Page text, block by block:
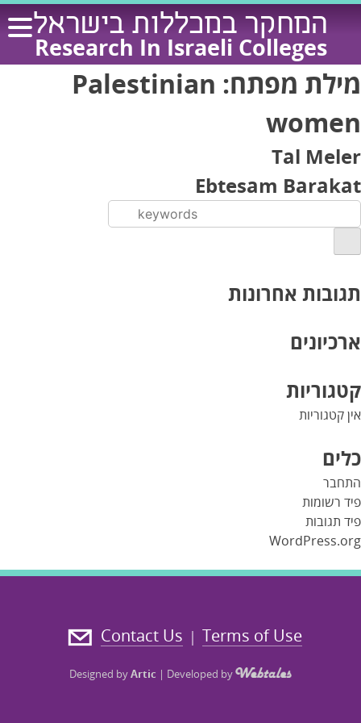
Skip
content
המחקר במכללות בישראל
Research In Israeli Colleges
מילת מפתח: Palestinian
women
Tal Meler
Ebtesam Barakat
תגובות אחרונות
ארכיונים
קטגוריות
אין קטגוריות
כלים
התחבר
פיד רשומות
פיד תגובות
WordPress.org
Terms of Use
|
Contact Us
Designed byArtic | Developed by